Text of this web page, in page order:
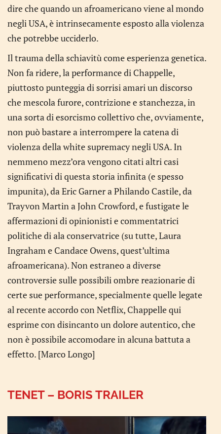
dire che quando un afroamericano viene al mondo
negli USA, è intrinsecamente esposto alla violenza
che potrebbe ucciderlo.
Il trauma della schiavitù come esperienza genetica.
Non fa ridere, la performance di Chappelle,
piuttosto punteggia di sorrisi amari un discorso
che mescola furore, contrizione e stanchezza, in
una sorta di esorcismo collettivo che, ovviamente,
non può bastare a interrompere la catena di
violenza della white supremacy negli USA. In
nemmeno mezz’ora vengono citati altri casi
significativi di questa storia infinita (e spesso
impunita), da Eric Garner a Philando Castile, da
Trayvon Martin a John Crowford, e fustigate le
affermazioni di opinionisti e commentatrici
politiche di ala conservatrice (su tutte, Laura
Ingraham e Candace Owens, quest’ultima
afroamericana). Non estraneo a diverse
controversie sulle possibili ombre reazionarie di
certe sue performance, specialmente quelle legate
al recente accordo con Netflix, Chappelle qui
esprime con disincanto un dolore autentico, che
non è possibile accomodare in alcuna battuta a
effetto. [Marco Longo]
TENET – BORIS TRAILER